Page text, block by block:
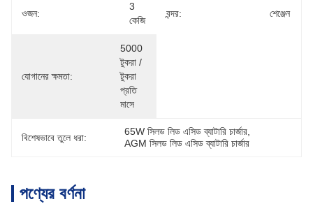
ওজন:
3
কেজি
বন্দর: শেঞ্জেন
যোগানের ক্ষমতা:
5000
টুকরা /
টুকরা
প্রতি
মাসে
বিশেষভাবে তুলে ধরা:
65W সিলড লিড এসিড ব্যাটারি চার্জার
AGM সিলড লিড এসিড ব্যাটারি চার্জার
পণ্যের বর্ণনা